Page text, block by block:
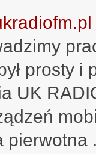
prosty
UK
pierwotna